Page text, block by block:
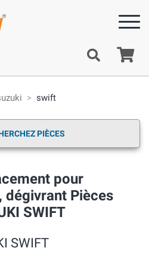
swift
PIÈCES
pour
dégivrant Pièces
SWIFT
SWIFT